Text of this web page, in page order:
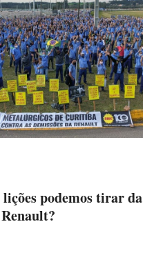
podemos tirar da